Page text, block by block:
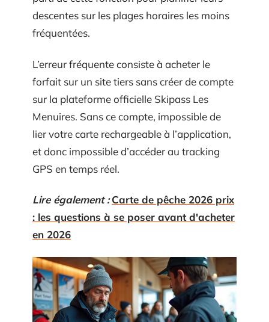
descentes sur les plages horaires les moins
fréquentées.
L’erreur fréquente consiste à acheter le
forfait sur un site tiers sans créer de compte
sur la plateforme officielle Skipass Les
Menuires. Sans ce compte, impossible de
lier votre carte rechargeable à l’application,
et donc impossible d’accéder au tracking
GPS en temps réel.
Lire également : Carte de pêche 2026 prix
: les questions à se poser avant d'acheter
en 2026